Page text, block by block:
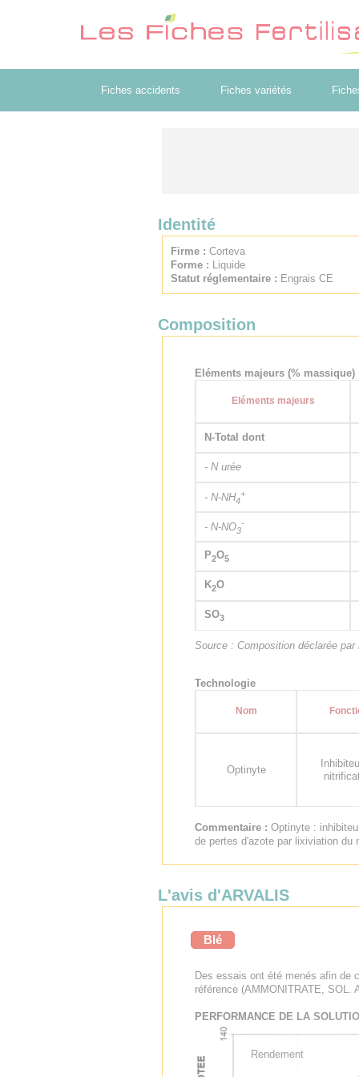
Fiches accidents Fiches variétés
Identité
Firme : Corteva
Forme : Liquide
Statut réglementaire : Engrais CE
Composition
Eléments majeurs (% massique)
Eléments majeurs
N-Total dont
- N urée
- N-NH4
+
- N-NO3
-
P2O5
K2O
SO3
Source : Composition déclarée par
Technologie
Nom
Optinyte
Commentaire : Optinyte :
de pertes d'azote par lixiviation du
L'avis d'ARVALIS
Blé
Des essais ont été menés afin de
référence (AMMONITRATE,
PERFORMANCE DE LA
Rendement